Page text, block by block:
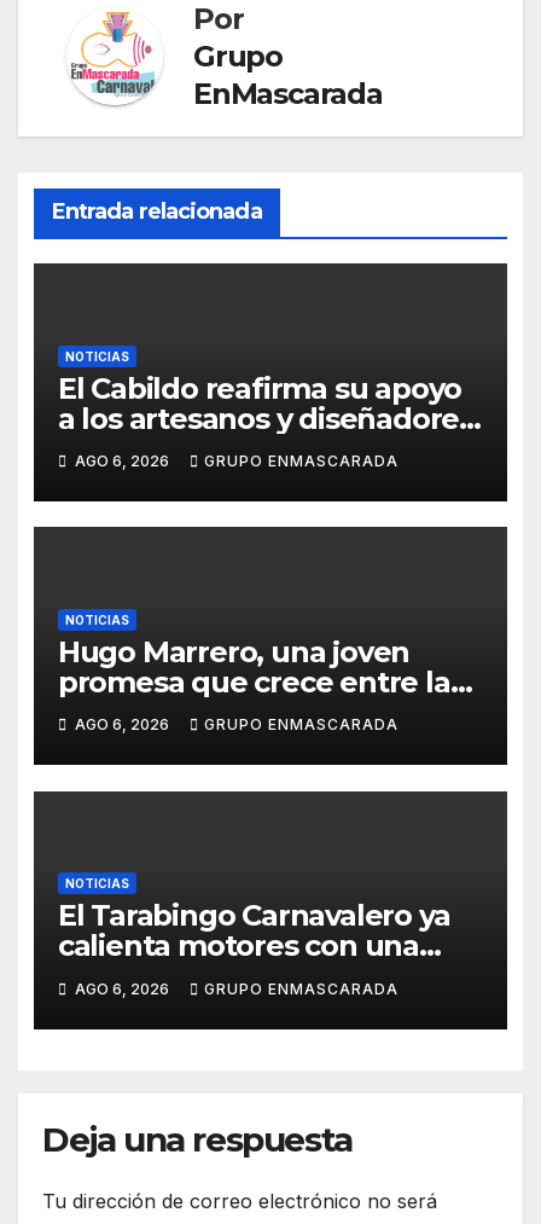
Por
Grupo
EnMascarada
Entrada relacionada
NOTICIAS
El Cabildo reafirma su apoyo
a los artesanos y diseñadores
del Carnaval de Tenerife
AGO 6, 2026 GRUPO ENMASCARADA
NOTICIAS
Hugo Marrero, una joven
promesa que crece entre la
música y la pasión por el
Carnaval
AGO 6, 2026 GRUPO ENMASCARADA
NOTICIAS
El Tarabingo Carnavalero ya
calienta motores con una
nueva edición cargada de
sorpresas
AGO 6, 2026 GRUPO ENMASCARADA
Deja una respuesta
Tu dirección de correo electrónico no será